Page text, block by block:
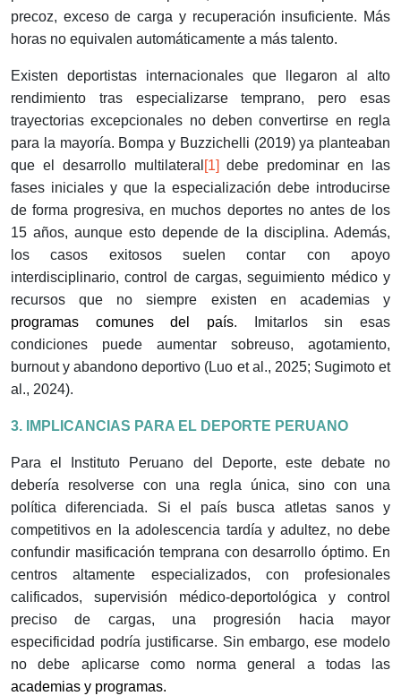
precoz, exceso de carga y recuperación insuficiente. Más
horas no equivalen automáticamente a más talento.
Existen deportistas internacionales que llegaron al alto
rendimiento tras especializarse temprano, pero esas
trayectorias excepcionales no deben convertirse en regla
para la mayoría. Bompa y Buzzichelli (2019) ya planteaban
que el desarrollo multilateral [1] debe predominar en las
fases iniciales y que la especialización debe introducirse
de forma progresiva, en muchos deportes no antes de los
15 años, aunque esto depende de la disciplina. Además,
los casos exitosos suelen contar con apoyo
interdisciplinario, control de cargas, seguimiento médico y
recursos que no siempre existen en academias y
programas comunes del país. Imitarlos sin esas
condiciones puede aumentar sobreuso, agotamiento,
burnout y abandono deportivo (Luo et al., 2025; Sugimoto et
al., 2024).
3. IMPLICANCIAS PARA EL DEPORTE PERUANO
Para el Instituto Peruano del Deporte, este debate no
debería resolverse con una regla única, sino con una
política diferenciada. Si el país busca atletas sanos y
competitivos en la adolescencia tardía y adultez, no debe
confundir masificación temprana con desarrollo óptimo. En
centros altamente especializados, con profesionales
calificados, supervisión médico-deportológica y control
preciso de cargas, una progresión hacia mayor
especificidad podría justificarse. Sin embargo, ese modelo
no debe aplicarse como norma general a todas las
academias y programas.